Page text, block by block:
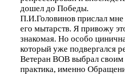
дошел до Победы.
П.И.Головинов прислал
его мытарств. Я привожу
знакомая. Но особо
который уже подвергался
Ветеран ВОВ выбрал своим
практика, именно